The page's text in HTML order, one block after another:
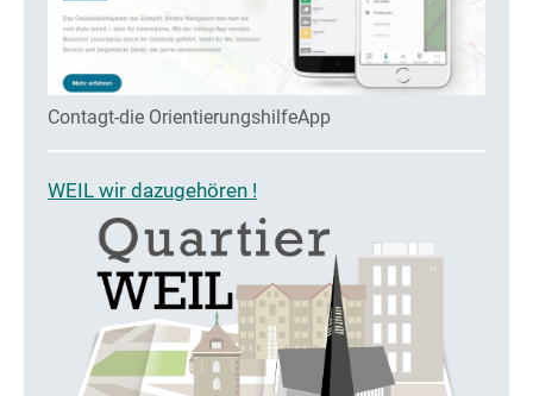
Contagt-die OrientierungshilfeApp
WEIL wir dazugehören !